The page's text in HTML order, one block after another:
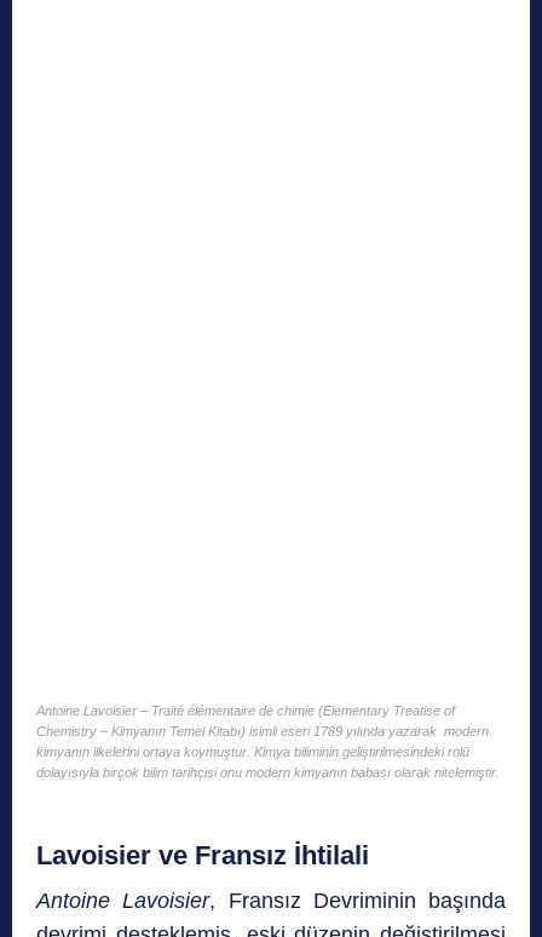
Antoine Lavoisier – Traité élémentaire de chimie (Elementary Treatise of
Chemistry – Kimyanın Temel Kitabı) isimli eseri 1789 yılında yazarak modern
kimyanın ilkelerini ortaya koymuştur. Kimya biliminin geliştirilmesindeki rolü
dolayısıyla birçok bilim tarihçisi onu modern kimyanın babası olarak nitelemiştir.
Lavoisier ve Fransız İhtilali
Antoine Lavoisier, Fransız Devriminin başında